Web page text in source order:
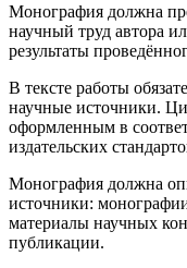
Монография должна
научный труд автора
результаты
В тексте работы
научные источники.
оформленным в
издательских
Монография должна
источники:
материалы научных
публикации.